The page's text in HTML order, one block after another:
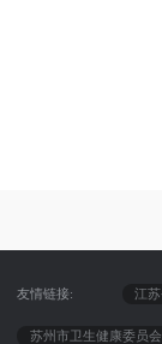
友情链接: 江
苏州市卫生健康委员会